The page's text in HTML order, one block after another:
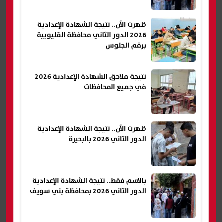
ظهرت الآن.. نتيجة الشهادة الإعدادية
2026 الدور الثاني محافظة القليوبية
برقم الجلوس
نتيجة ملاحق الشهادة الإعدادية 2026
في جميع المحافظات
ظهرت الآن.. نتيجة الشهادة الإعدادية
الدور الثاني 2026 بالبحيرة
بالاسم فقط.. نتيجة الشهادة الإعدادية
الدور الثاني 2026 بمحافظة بني سويف